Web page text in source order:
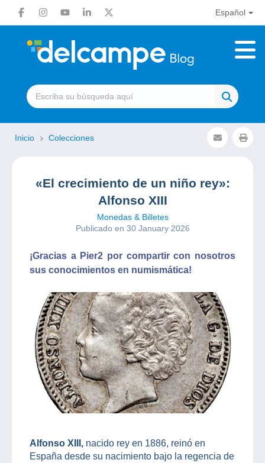
Español
Inicio Colecciones
«El crecimiento de un niño rey»:
Alfonso XIII
Monedas & Billetes
Publicado en 30 January 2026
¡Gracias a Pier2 por compartir con nosotros
sus conocimientos en numismática!
Alfonso XIII, nacido rey en 1886, reinó en
España desde su nacimiento bajo la regencia de